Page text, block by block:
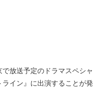
放送予定のドラマスペシャ
イン』に出演することが発